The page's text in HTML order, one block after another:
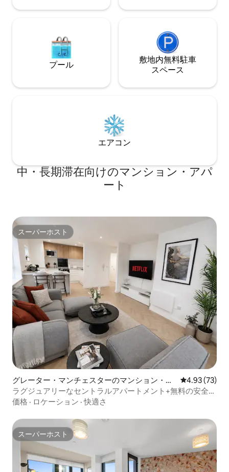
プール
敷地内無料駐⁠車
ス⁠ペ⁠ー⁠ス
エアコン
中・長期滞在向けのマンション・アパ
ート
スーパーホスト
スーパーホスト
グレーター・マンチェスターのマンション・ア
パート
レビュー73
4.93 (73)
ラグジュアリーなセントラルアパートメント+無料の安全な
駐車場
価格 · ロケーション ·快適さ
スーパーホスト
スーパーホスト